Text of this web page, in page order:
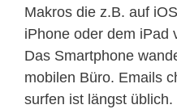
Makros die z.B. auf
iPhone oder dem iPad
Das Smartphone
mobilen Büro. Emails
surfen ist längst